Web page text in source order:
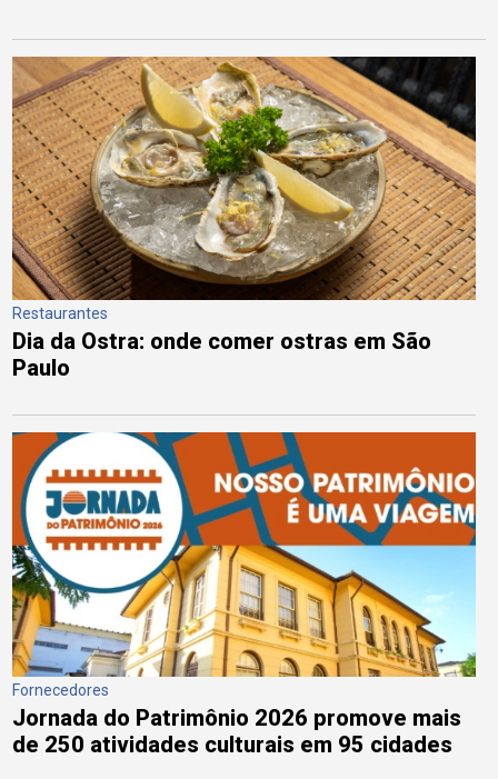
Restaurantes
Dia da Ostra: onde comer ostras em São
Paulo
Fornecedores
Jornada do Patrimônio 2026 promove mais
de 250 atividades culturais em 95 cidades